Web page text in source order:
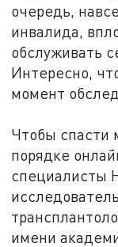
очередь,
инвалида,
обслуживать
Интересно,
момент
Чтобы спасти
порядке
специалисты
имени